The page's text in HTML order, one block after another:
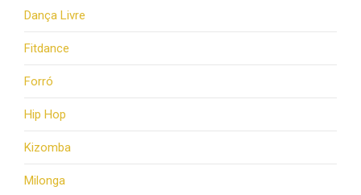
Dança Livre
Fitdance
Forró
Hip Hop
Kizomba
Milonga